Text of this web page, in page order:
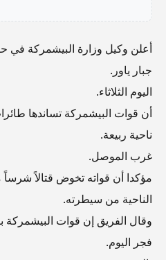
أعلن وكيل وزارة البيشمركة في
جبار ياور.
اليوم الثلاثاء.
أن قوات البيشمركة تساندها
ناحية ربيعة.
غرب الموصل.
مؤكدا أن قواته تخوض قتالاً شرساً
الناحية من سيطرته.
وقال الفريق إن قوات
فجر اليوم.